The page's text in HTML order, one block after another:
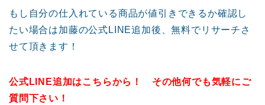
もし自分の仕入れている商品が値引きできるか確認し
たい場合は加藤の公式LINE追加後、無料でリサーチさ
せて頂きます！
公式LINE追加はこちらから！ その他何でも気軽にご
質問下さい！